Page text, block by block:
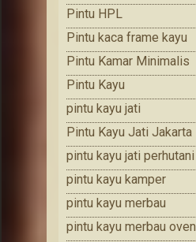
Pintu HPL
Pintu kaca frame kayu
Pintu Kamar Minimalis
Pintu Kayu
pintu kayu jati
Pintu Kayu Jati Jakarta
pintu kayu jati perhutani
pintu kayu kamper
pintu kayu merbau
pintu kayu merbau oven